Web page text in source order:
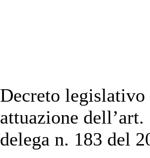
Decreto
attuazione
delega n. 183 del